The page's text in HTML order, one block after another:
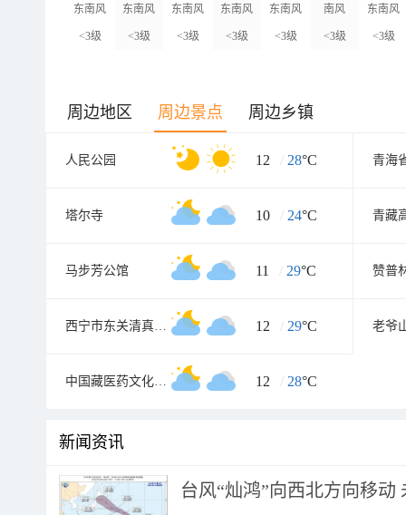
东南风
<3级
东南风
<3级
东南风
<3级
东南风
<3级
东南风
<3级
南风
<3级
东南风
<3级
周边地区 周边景点 周边乡镇
人民公园 12 / 28°C 青海
塔尔寺 10 / 24°C
马步芳公馆 11 / 29°C 赞普
西宁市东关清真大寺 12 / 29°C 老爷
中国藏医药文化博物馆 12 / 28°C
新闻资讯
台风“灿鸿”向西北方向移动